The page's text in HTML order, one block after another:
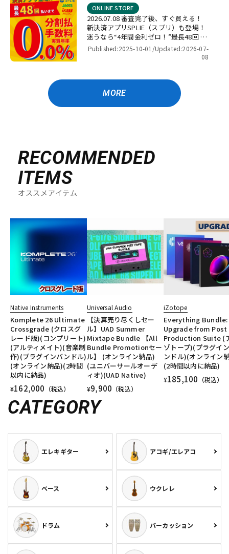
2026.07.08 審査完了後、すぐ買える！
新決済アプリSPLIE（スプリ）も登場！
迷うなら“4年間金利ゼロ！”最長48回 無
金利キャンペーン
ONLINE STORE
Published:2025-10-01/Updated:2026-07-
08
MORE
RECOMMENDED
ITEMS
オススメアイテム
Native Instruments
Komplete 26 Ultimate
Crossgrade (クロスグ
レード版)(コンプリート)
(アルティメイト)(音楽制
作)(プラグインバンドル)
(オンライン納品)(2時間
以内に納品)
¥162,000 （税込）
Universal Audio
【決算売り尽くしセー
ル】UAD Summer
Mixtape Bundle 【All
Bundle Promotionセー
ル】 (オンライン納品)
(ユニバーサールオーデ
ィオ)(UAD Native)
¥9,900 （税込）
iZotope
Everything Bundle:
Upgrade from Post
Production Suite (
ゾトープ)(プラグイ
ンドル)(オンライン
(2時間以内に納品)
¥185,100 （税込）
CATEGORY
エレキギター アコギ/エレアコ
ベース ウクレレ
ドラム パーカッション